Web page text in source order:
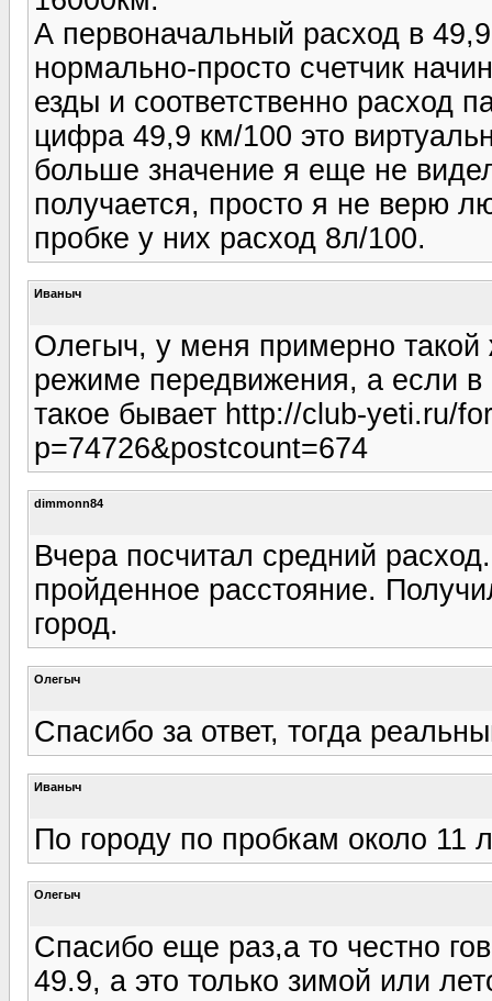
А первоначальный расход в
нормально-просто счетчик
езды и соответственно расход
цифра 49,9 км/100 это
больше значение я еще не
получается, просто я не верю
пробке у них расход 8л/100.
Иваныч
Олегыч, у меня примерно
режиме передвижения, а если в
такое бывает http://club-yeti.ru/
p=74726&postcount=674
dimmonn84
Вчера посчитал средний
пройденное расстояние.
город.
Олегыч
Спасибо за ответ, тогда
Иваныч
По городу по пробкам около 11 л
Олегыч
Спасибо еще раз,а то честно
49.9, а это только зимой или